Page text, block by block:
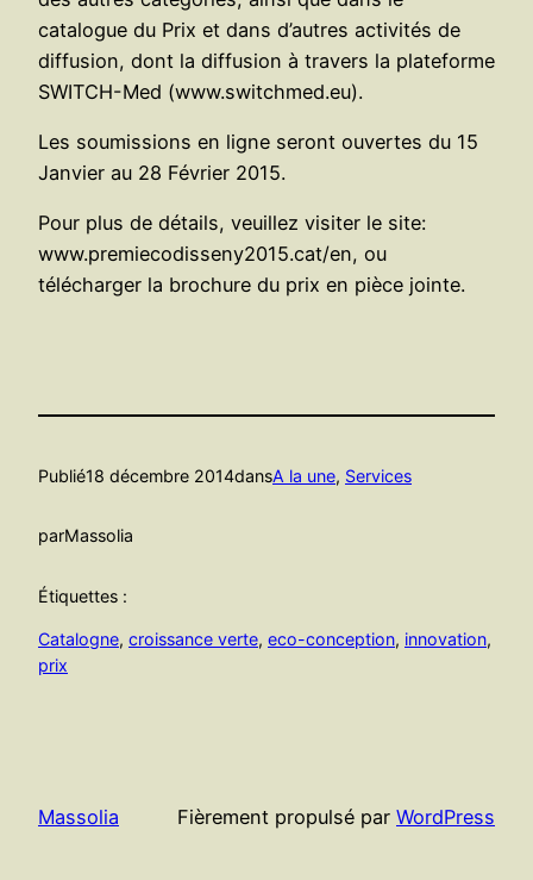
catalogue du Prix et dans d’autres activités de
diffusion, dont la diffusion à travers la plateforme
SWITCH-Med (www.switchmed.eu).
Les soumissions en ligne seront ouvertes du 15
Janvier au 28 Février 2015.
Pour plus de détails, veuillez visiter le site:
www.premiecodisseny2015.cat/en, ou
télécharger la brochure du prix en pièce jointe.
Publié18 décembre 2014dansA la une, Services
parMassolia
Étiquettes :
Catalogne, croissance verte, eco-conception, innovation
prix
Massolia Fièrement propulsé par WordPress